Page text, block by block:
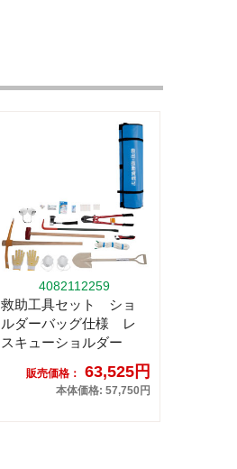
4082112259
救助工具セット ショ
ルダーバッグ仕様 レ
スキューショルダー
販売価格： 63,525円
本体価格: 57,750円